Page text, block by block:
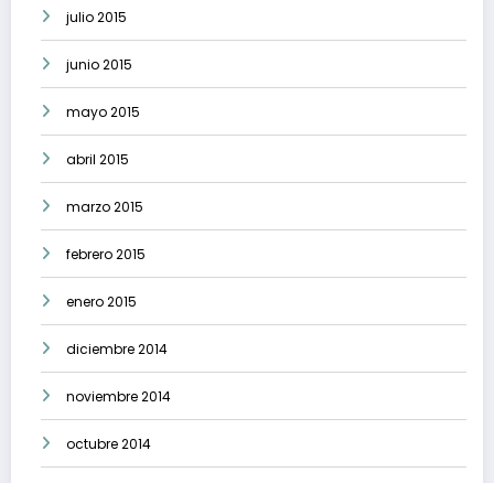
julio 2015
junio 2015
mayo 2015
abril 2015
marzo 2015
febrero 2015
enero 2015
diciembre 2014
noviembre 2014
octubre 2014